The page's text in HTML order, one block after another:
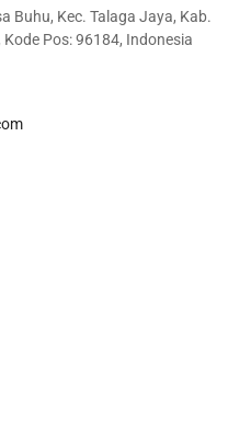
Buhu, Kec. Talaga Jaya, Kab.
Pos: 96184, Indonesia